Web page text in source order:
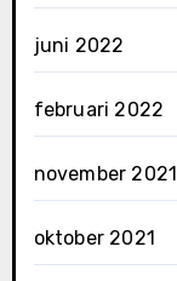
juni 2022
februari 2022
november 2021
oktober 2021